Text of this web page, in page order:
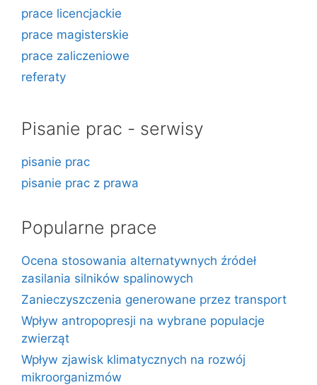
prace licencjackie
prace magisterskie
prace zaliczeniowe
referaty
Pisanie prac - serwisy
pisanie prac
pisanie prac z prawa
Popularne prace
Ocena stosowania alternatywnych źródeł
zasilania silników spalinowych
Zanieczyszczenia generowane przez transport
Wpływ antropopresji na wybrane populacje
zwierząt
Wpływ zjawisk klimatycznych na rozwój
mikroorganizmów